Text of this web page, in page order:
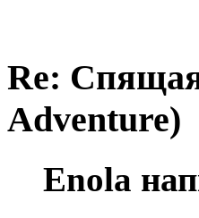
Re:
Adventure)
Enola